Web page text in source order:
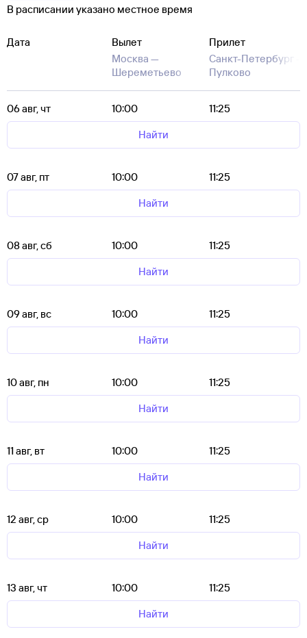
В расписании указано местное время
Дата
Вылет
Москва —
Шереметьево
Прилет
Санкт-Петербург —
Пулково
06 авг, чт 10:00
11:25
Найти
07 авг, пт 10:00
11:25
Найти
08 авг, сб 10:00
11:25
Найти
09 авг, вс 10:00
11:25
Найти
10 авг, пн 10:00
11:25
Найти
11 авг, вт 10:00
11:25
Найти
12 авг, ср 10:00
11:25
Найти
13 авг, чт 10:00
11:25
Найти